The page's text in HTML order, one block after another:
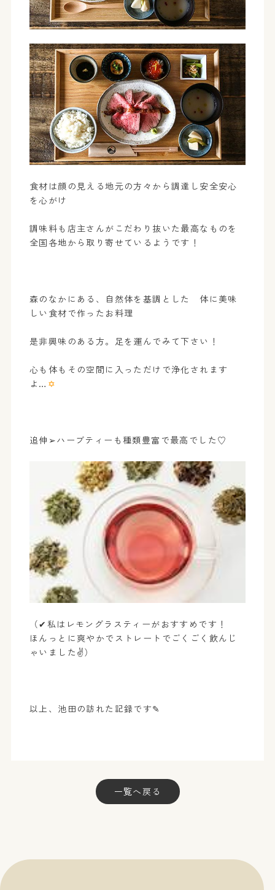
食材は顔の見える地元の方々から調達し安全安心
を心がけ
調味料も店主さんがこだわり抜いた最高なものを
全国各地から取り寄せているようです！
森のなかにある、自然体を基調とした 体に美味
しい食材で作ったお料理
是非興味のある方。足を運んでみて下さい！
心も体もその空間に入っただけで浄化されます
よ… ✡
追伸➢ハーブティーも種類豊富で最高でした♡
（✔私はレモングラスティーがおすすめです！
ほんっとに爽やかでストレートでごくごく飲んじ
ゃいました✌）
以上、池田の訪れた記録です✎
一覧へ戻る